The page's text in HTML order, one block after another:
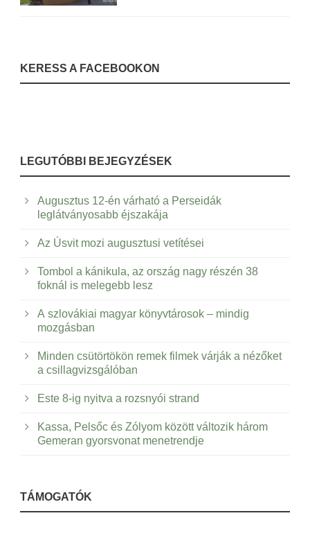
KERESS A FACEBOOKON
LEGUTÓBBI BEJEGYZÉSEK
Augusztus 12-én várható a Perseidák
leglátványosabb éjszakája
Az Úsvit mozi augusztusi vetítései
Tombol a kánikula, az ország nagy részén 38
foknál is melegebb lesz
A szlovákiai magyar könyvtárosok – mindig
mozgásban
Minden csütörtökön remek filmek várják a nézőket
a csillagvizsgálóban
Este 8-ig nyitva a rozsnyói strand
Kassa, Pelsőc és Zólyom között változik három
Gemeran gyorsvonat menetrendje
TÁMOGATÓK